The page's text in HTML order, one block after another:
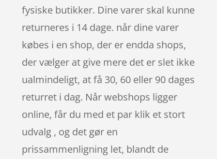
fysiske butikker. Dine varer skal kunne
returneres i 14 dage. når dine varer
købes i en shop, der er endda shops,
der vælger at give mere det er slet ikke
ualmindeligt, at få 30, 60 eller 90 dages
returret i dag. Når webshops ligger
online, får du med et par klik et stort
udvalg , og det gør en
prissammenligning let, blandt de